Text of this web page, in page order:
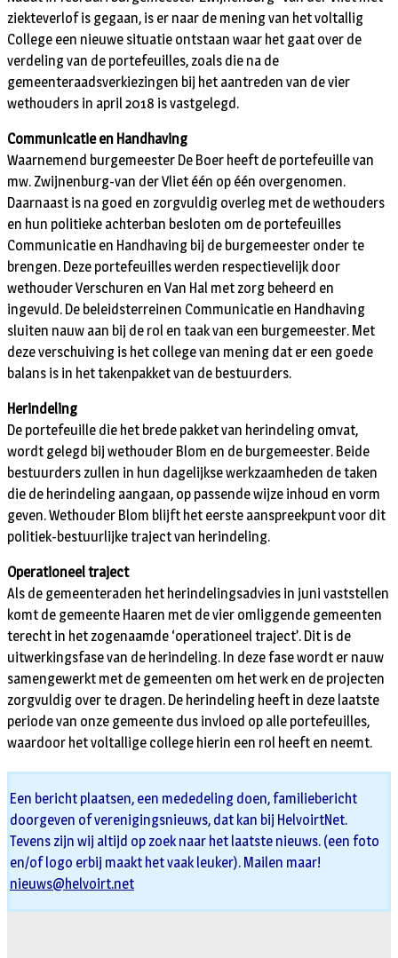
ziekteverlof is gegaan, is er naar de mening van het voltallig
College een nieuwe situatie ontstaan waar het gaat over de
verdeling van de portefeuilles, zoals die na de
gemeenteraadsverkiezingen bij het aantreden van de vier
wethouders in april 2018 is vastgelegd.
Communicatie en Handhaving
Waarnemend burgemeester De Boer heeft de portefeuille van
mw. Zwijnenburg-van der Vliet één op één overgenomen.
Daarnaast is na goed en zorgvuldig overleg met de wethouders
en hun politieke achterban besloten om de portefeuilles
Communicatie en Handhaving bij de burgemeester onder te
brengen. Deze portefeuilles werden respectievelijk door
wethouder Verschuren en Van Hal met zorg beheerd en
ingevuld. De beleidsterreinen Communicatie en Handhaving
sluiten nauw aan bij de rol en taak van een burgemeester. Met
deze verschuiving is het college van mening dat er een goede
balans is in het takenpakket van de bestuurders.
Herindeling
De portefeuille die het brede pakket van herindeling omvat,
wordt gelegd bij wethouder Blom en de burgemeester. Beide
bestuurders zullen in hun dagelijkse werkzaamheden de taken
die de herindeling aangaan, op passende wijze inhoud en vorm
geven. Wethouder Blom blijft het eerste aanspreekpunt voor dit
politiek-bestuurlijke traject van herindeling.
Operationeel traject
Als de gemeenteraden het herindelingsadvies in juni vaststellen
komt de gemeente Haaren met de vier omliggende gemeenten
terecht in het zogenaamde ‘operationeel traject’. Dit is de
uitwerkingsfase van de herindeling. In deze fase wordt er nauw
samengewerkt met de gemeenten om het werk en de projecten
zorgvuldig over te dragen. De herindeling heeft in deze laatste
periode van onze gemeente dus invloed op alle portefeuilles,
waardoor het voltallige college hierin een rol heeft en neemt.
Een bericht plaatsen, een mededeling doen, familiebericht
doorgeven of verenigingsnieuws, dat kan bij HelvoirtNet.
Tevens zijn wij altijd op zoek naar het laatste nieuws. (een foto
en/of logo erbij maakt het vaak leuker). Mailen maar!
nieuws@helvoirt.net